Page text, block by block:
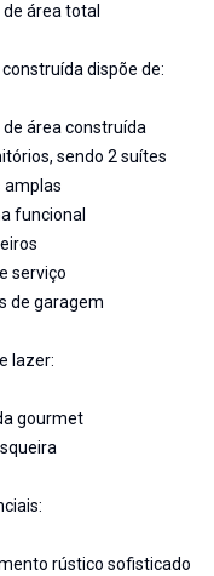
área total
dispõe de:
de área construída
sendo 2 suítes
amplas
funcional
serviço
de garagem
lazer:
gourmet
rústico sofisticado